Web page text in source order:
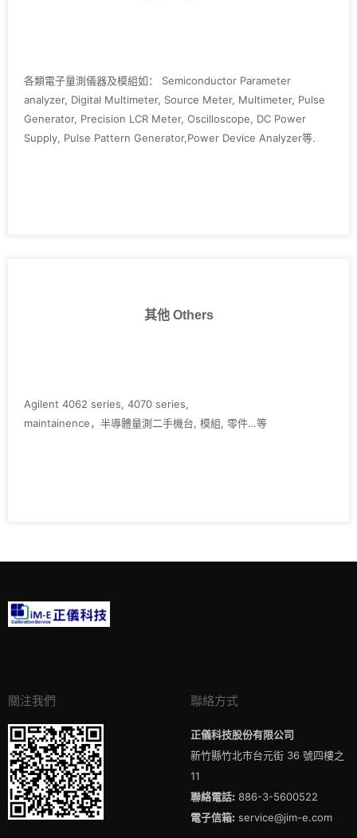
各類電子量測儀器及模組如： Semiconductor Parameter
analyzer, Digital Multimeter, Source Meter, Multimeter, Pulse
Generator, Precision LCR Meter, Oscilloscope, DC Power
Supply, Pulse Pattern Generator,Power Device Analyzer等.
其他 Others
Agilent 4062 series, 4070 series,
maintainence，半導體量測二手機台, 模組, 零件…等
關注我們 聯絡方式
正儀科技股份有限公司
新竹縣竹北市台元街 36 號四樓之
11
聯絡電話: 886-3-5600522
電子信箱: service@jim-e.com